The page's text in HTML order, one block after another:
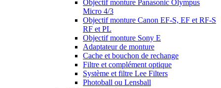
Objectif monture Panasonic Olympus
Micro 4/3
Objectif monture Canon EF-S, EF et RF-S
RF et PL
Objectif monture Sony E
Adaptateur de monture
Cache et bouchon de rechange
Filtre et complément optique
Système et filtre Lee Filters
Photoball ou Lensball